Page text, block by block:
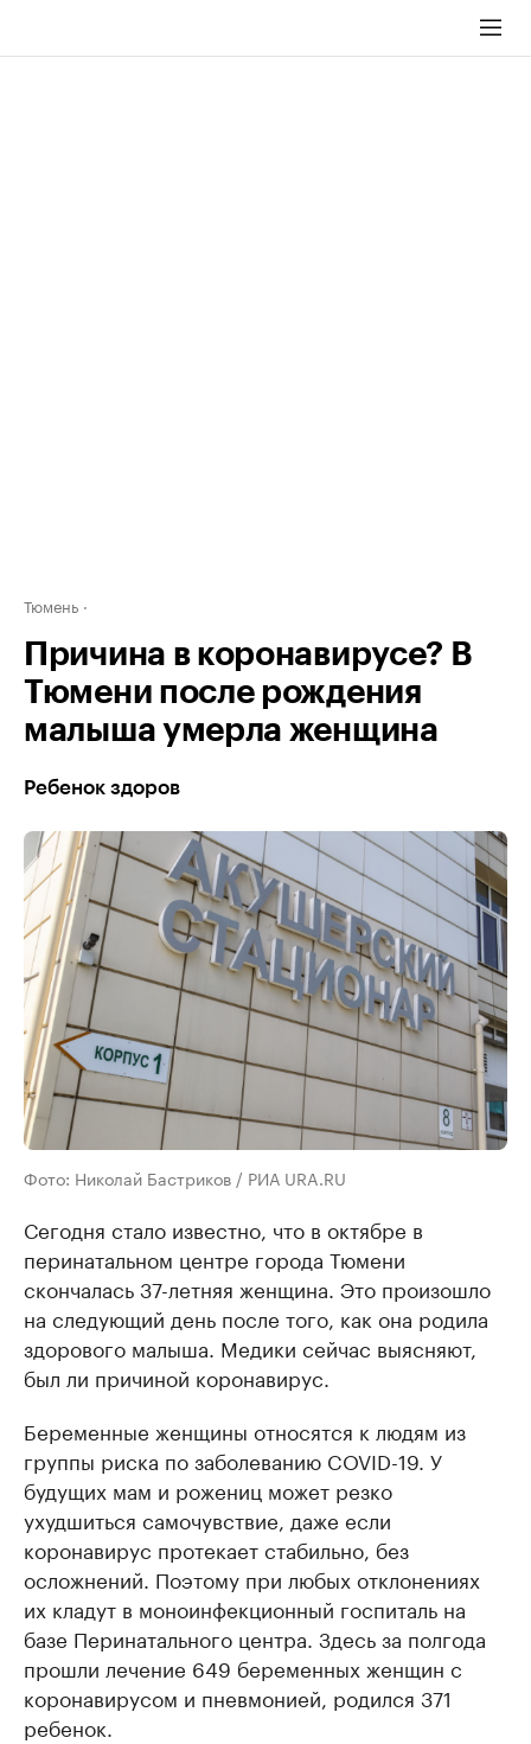
Тюмень
Причина в коронавирусе? В
Тюмени после рождения
малыша умерла женщина
Ребенок здоров
Фото: Николай Бастриков / РИА URA.RU
Сегодня стало известно, что в октябре в
перинатальном центре города Тюмени
скончалась 37-летняя женщина. Это произошло
на следующий день после того, как она родила
здорового малыша. Медики сейчас выясняют,
был ли причиной коронавирус.
Беременные женщины относятся к людям из
группы риска по заболеванию COVID-19. У
будущих мам и рожениц может резко
ухудшиться самочувствие, даже если
коронавирус протекает стабильно, без
осложнений. Поэтому при любых отклонениях
их кладут в моноинфекционный госпиталь на
базе Перинатального центра. Здесь за полгода
прошли лечение 649 беременных женщин с
коронавирусом и пневмонией, родился 371
ребенок.